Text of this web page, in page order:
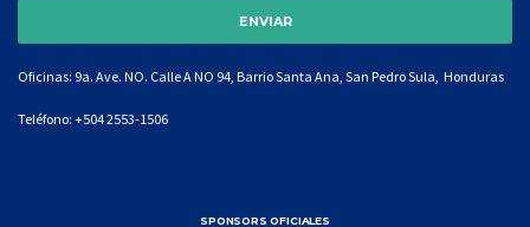
Oficinas: 9a. Ave. NO. Calle A NO 94, Barrio Santa Ana, San Pedro Sula, Honduras
Teléfono: +504 2553-1506
SPONSORS OFICIALES